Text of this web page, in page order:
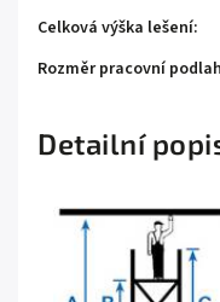
Detailní
Celková výška lešení:
Rozměr pracovní